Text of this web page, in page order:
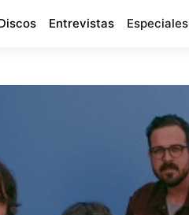
Entrevistas Especiales